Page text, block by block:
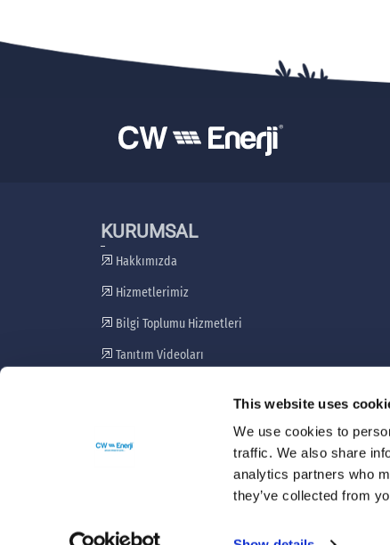
This website uses
We use cookies to
traffic. We also share
analytics partners who
they’ve collected from
KURUMSAL
Hakkımızda
Hizmetlerimiz
Bilgi Toplumu Hizmetleri
Tanıtım Videoları